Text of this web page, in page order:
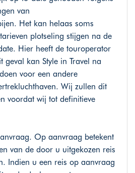
van
Het kan helaas soms
plotseling stijgen na de
Hier heeft de touroperator
geval kan Style in Travel na
voor een andere
Wij zullen dit
voordat wij tot definitieve
Op aanvraag betekent
van de door u uitgekozen reis
Indien u een reis op aanvraag